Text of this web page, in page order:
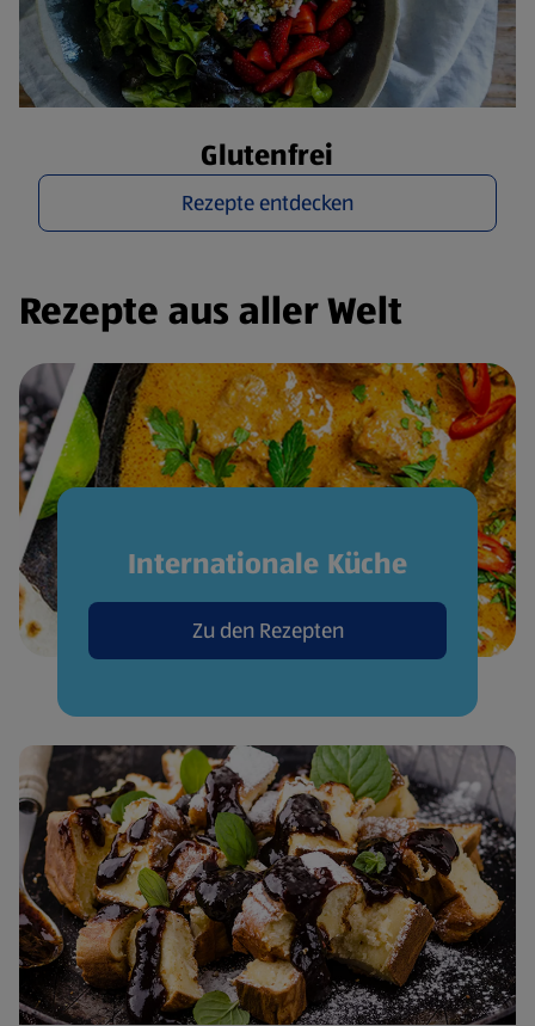
Glutenfrei
Rezepte entdecken
Rezepte aus aller Welt
Internationale Küche
Zu den Rezepten